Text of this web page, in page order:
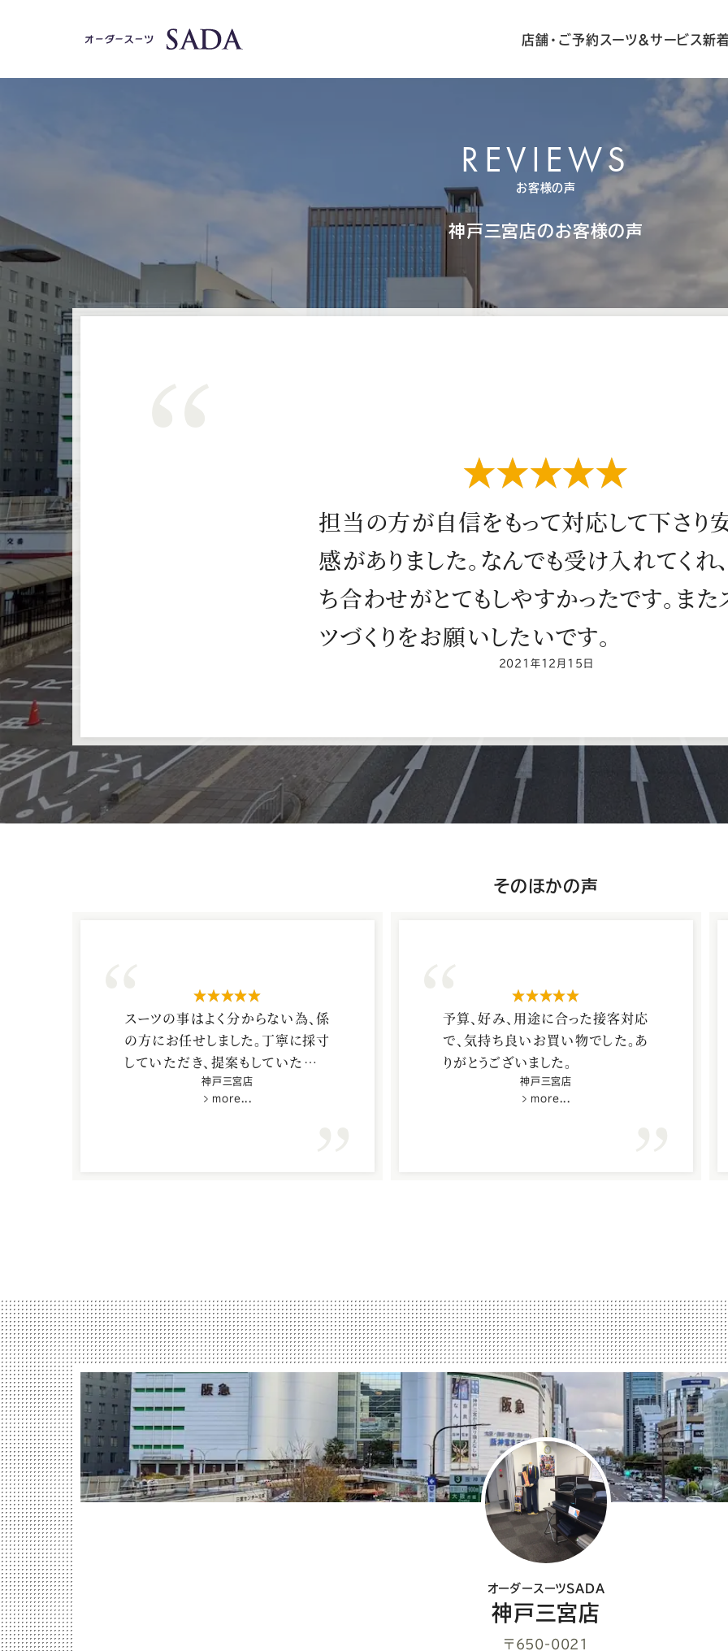
店舗・ご予約 スーツ&サービス新
REVIEWS
お客様の声
神戸三宮店のお客様の声
担当の方が自信をもって対応して下さり
感がありました。 なんでも受け入れてく れ
ち合わせがとてもしやすかったです。 また
ツづく りをお願いしたいです。
2021年12月15日
神
の
そのほかの声
スーツの事はよく分からない為、係
の方にお任せしました。丁寧に採寸
していただき、提案もしていただき
ました。大手の店やラジオなどの
CMしているところより良いと感じま
神戸三宮店
more...
予算、好み、用途に合った接客対応
で、気持ち良いお買い物でした。あ
りがとうございました。
神戸三宮店
more...
オーダースーツSADA
神戸三宮店
〒650-0021